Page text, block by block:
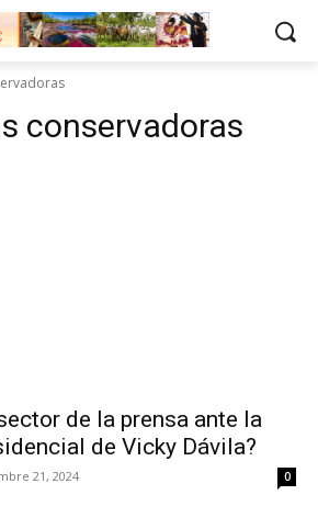
conservadoras
de la prensa ante la
de Vicky Dávila?
21, 2024 0